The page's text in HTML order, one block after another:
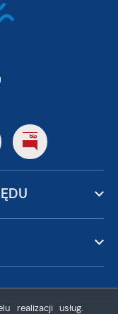
realizacji usług.